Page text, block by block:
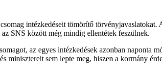
intézkedéseit tömörítő
SNS között még mindig ellentétek feszülnek.
az egyes intézkedések azonban naponta
minisztereit sem lepte meg, hiszen a kormány